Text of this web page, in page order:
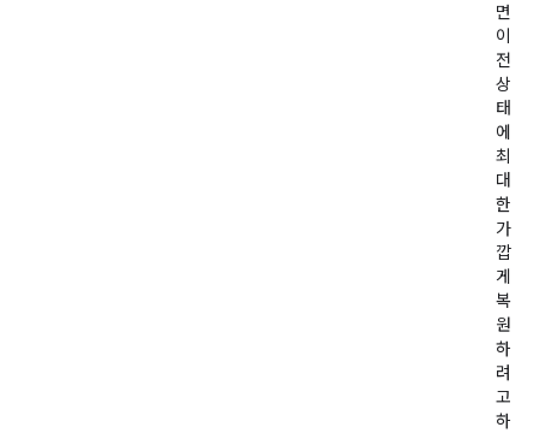
면
이
전
상
태
에
최
대
한
가
깝
게
복
원
하
려
고
하